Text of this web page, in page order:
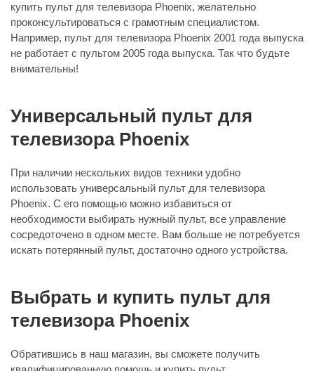
купить пульт для телевизора Phoenix, желательно
проконсультироваться с грамотным специалистом.
Например, пульт для телевизора Phoenix 2001 года выпуска
не работает с пультом 2005 года выпуска. Так что будьте
внимательны!
Универсальный пульт для
телевизора Phoenix
При наличии нескольких видов техники удобно
использовать универсальный пульт для телевизора
Phoenix. С его помощью можно избавиться от
необходимости выбирать нужный пульт, все управление
сосредоточено в одном месте. Вам больше не потребуется
искать потерянный пульт, достаточно одного устройства.
Выбрать и купить пульт для
телевизора Phoenix
Обратившись в наш магазин, вы сможете получить